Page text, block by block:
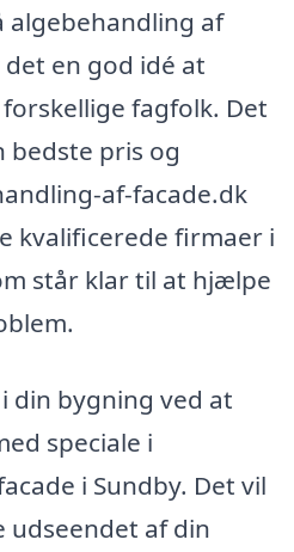
af
en god idé at
fagfolk. Det
bedste pris og
af-facade.dk
kvalificerede firmaer i
står klar til at hjælpe
din bygning ved at
speciale i
i Sundby. Det vil
udseendet af din